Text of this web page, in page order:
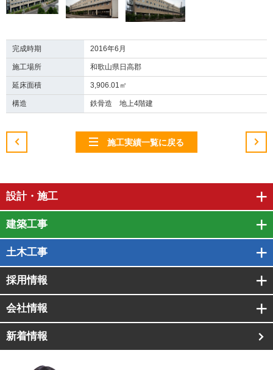
完成時期 2016年6月
施工場所 和歌山県日高郡
延床面積 3,906.01㎡
構造 鉄骨造 地上4階建
施工実績一覧に戻る
設計・施工
建築工事
土木工事
採用情報
会社情報
新着情報